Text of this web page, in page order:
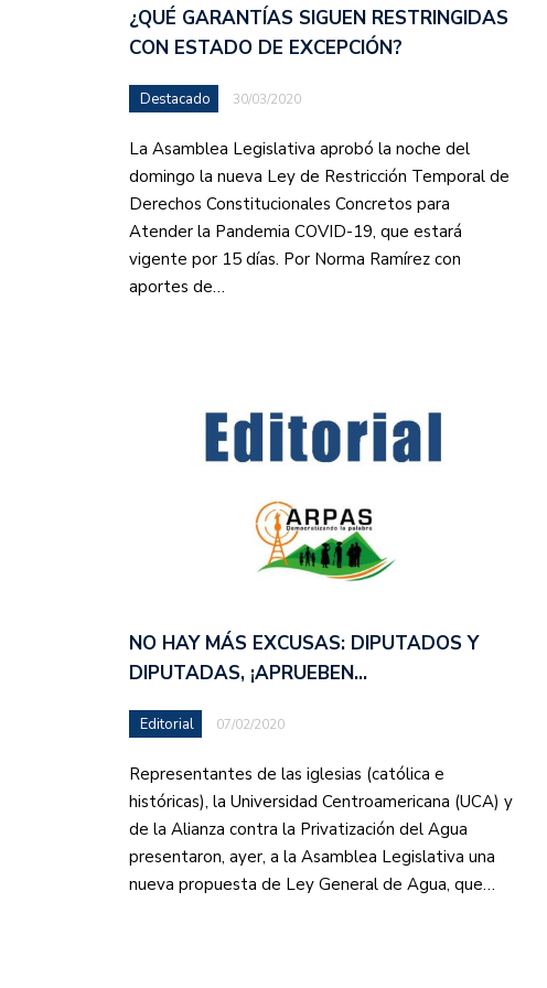
¿QUÉ GARANTÍAS SIGUEN RESTRINGIDAS
CON ESTADO DE EXCEPCIÓN?
Destacado 30/03/2020
La Asamblea Legislativa aprobó la noche del
domingo la nueva Ley de Restricción Temporal de
Derechos Constitucionales Concretos para
Atender la Pandemia COVID-19, que estará
vigente por 15 días. Por Norma Ramírez con
aportes de…
NO HAY MÁS EXCUSAS: DIPUTADOS Y
DIPUTADAS, ¡APRUEBEN…
Editorial 07/02/2020
Representantes de las iglesias (católica e
históricas), la Universidad Centroamericana (UCA) y
de la Alianza contra la Privatización del Agua
presentaron, ayer, a la Asamblea Legislativa una
nueva propuesta de Ley General de Agua, que…